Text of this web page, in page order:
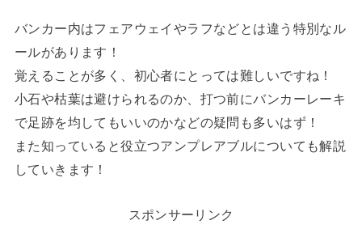
バンカー内はフェアウェイやラフなどとは違う特別なル
ールがあります！
覚えることが多く、初心者にとっては難しいですね！
小石や枯葉は避けられるのか、打つ前にバンカーレーキ
で足跡を均してもいいのかなどの疑問も多いはず！
また知っていると役立つアンプレアブルについても解説
していきます！
スポンサーリンク